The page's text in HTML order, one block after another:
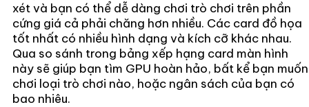
xét và bạn có thể dễ dàng chơi trò chơi trên phần
cứng giá cả phải chăng hơn nhiều. Các card đồ họa
tốt nhất có nhiều hình dạng và kích cỡ khác nhau.
Qua so sánh trong bảng xếp hạng card màn hình
này sẽ giúp bạn tìm GPU hoàn hảo, bất kể bạn muốn
chơi loại trò chơi nào, hoặc ngân sách của bạn có
bao nhiêu.